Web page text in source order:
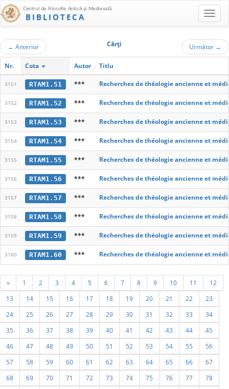
Centrul de Filosofie Antică şi Medievală
BIBLIOTECA
← Anterior Cărţi Următor →
Nr. Cota Autor Titlu
3151 RTAM1.51 *** Recherches de théologie ancienne et
3152 RTAM1.52 *** Recherches de théologie ancienne et
3153 RTAM1.53 *** Recherches de théologie ancienne et
3154 RTAM1.54 *** Recherches de théologie ancienne et
3155 RTAM1.55 *** Recherches de théologie ancienne et
3156 RTAM1.56 *** Recherches de théologie ancienne et
3157 RTAM1.57 *** Recherches de théologie ancienne et
3158 RTAM1.58 *** Recherches de théologie ancienne et
3159 RTAM1.59 *** Recherches de théologie ancienne et
3160 RTAM1.60 *** Recherches de théologie ancienne et
« 1 2 3 4 5 6 7 8 9 10 11
12
13
14 15 16 17 18 19 20 21 22
23
24
25 26 27 28 29 30 31 32 33
34
35
36 37 38 39 40 41 42 43 44
45
46
47 48 49 50 51 52 53 54 55
56
57
58 59 60 61 62 63 64 65 66
67
68
69 70 71 72 73 74 75 76 77
78